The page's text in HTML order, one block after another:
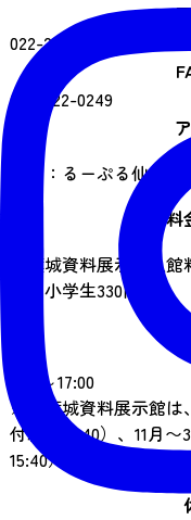
022-222-0218
022-222-0249
バス：るーぷる仙台
料
青葉城資料展示館入
円 小学生330円
9:00～17:00
※青葉城資料展示館は
付終了16:40）、11月〜
15:40）